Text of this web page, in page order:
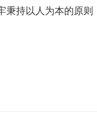
秉持以人为本的原